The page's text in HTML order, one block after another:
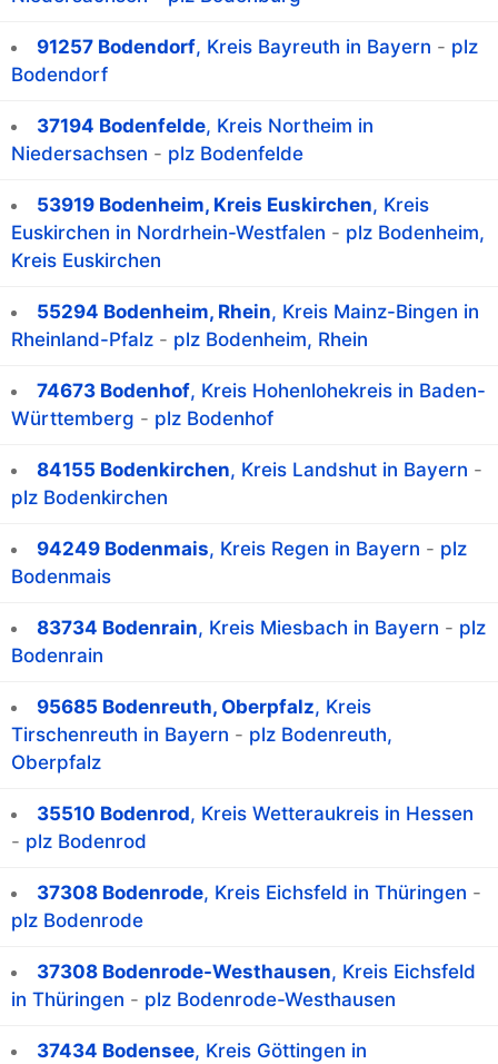
91257 Bodendorf, Kreis Bayreuth in Bayern - plz
Bodendorf
37194 Bodenfelde, Kreis Northeim in
Niedersachsen - plz Bodenfelde
53919 Bodenheim, Kreis Euskirchen, Kreis
Euskirchen in Nordrhein-Westfalen - plz Bodenheim,
Kreis Euskirchen
55294 Bodenheim, Rhein, Kreis Mainz-Bingen in
Rheinland-Pfalz - plz Bodenheim, Rhein
74673 Bodenhof, Kreis Hohenlohekreis in Baden-
Württemberg - plz Bodenhof
84155 Bodenkirchen, Kreis Landshut in Bayern -
plz Bodenkirchen
94249 Bodenmais, Kreis Regen in Bayern - plz
Bodenmais
83734 Bodenrain, Kreis Miesbach in Bayern - plz
Bodenrain
95685 Bodenreuth, Oberpfalz, Kreis
Tirschenreuth in Bayern - plz Bodenreuth,
Oberpfalz
35510 Bodenrod, Kreis Wetteraukreis in Hessen
- plz Bodenrod
37308 Bodenrode, Kreis Eichsfeld in Thüringen -
plz Bodenrode
37308 Bodenrode-Westhausen, Kreis Eichsfeld
in Thüringen - plz Bodenrode-Westhausen
37434 Bodensee, Kreis Göttingen in